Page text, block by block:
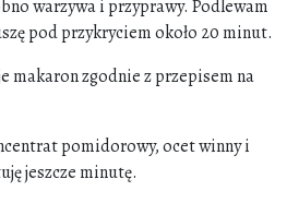
warzywa i przyprawy. Podlewam
pod przykryciem około 20 minut.
makaron zgodnie z przepisem na
pomidorowy, ocet winny i
jeszcze minutę.